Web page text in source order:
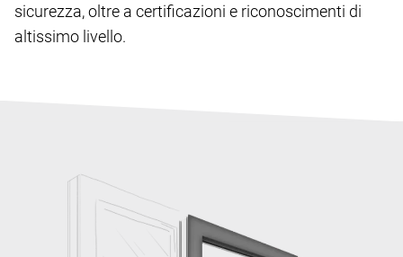
sicurezza, oltre a certificazioni e riconoscimenti di
altissimo livello.